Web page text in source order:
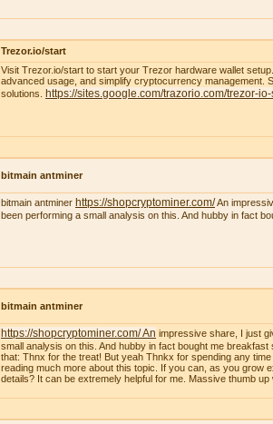
Trezor.io/start
Visit Trezor.io/start to start your Trezor hardware wallet
advanced usage, and simplify cryptocurrency management.
solutions.
https://sites.google.com/trazorio.com/trezor-
bitmain antminer
bitmain antminer https://shopcryptominer.com/An
been performing a small analysis on this. And hubby in fact
bitmain antminer
https://shopcryptominer.com/ An impressive share, I just
small analysis on this. And hubby in fact bought me
that: Thnx for the treat! But yeah Thnkx for spending any
reading much more about this topic. If you can, as you grow
details? It can be extremely helpful for me. Massive thumb up